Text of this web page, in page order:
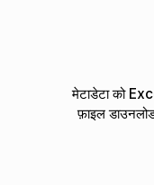
मेटाडेटा को
फ़ाइल